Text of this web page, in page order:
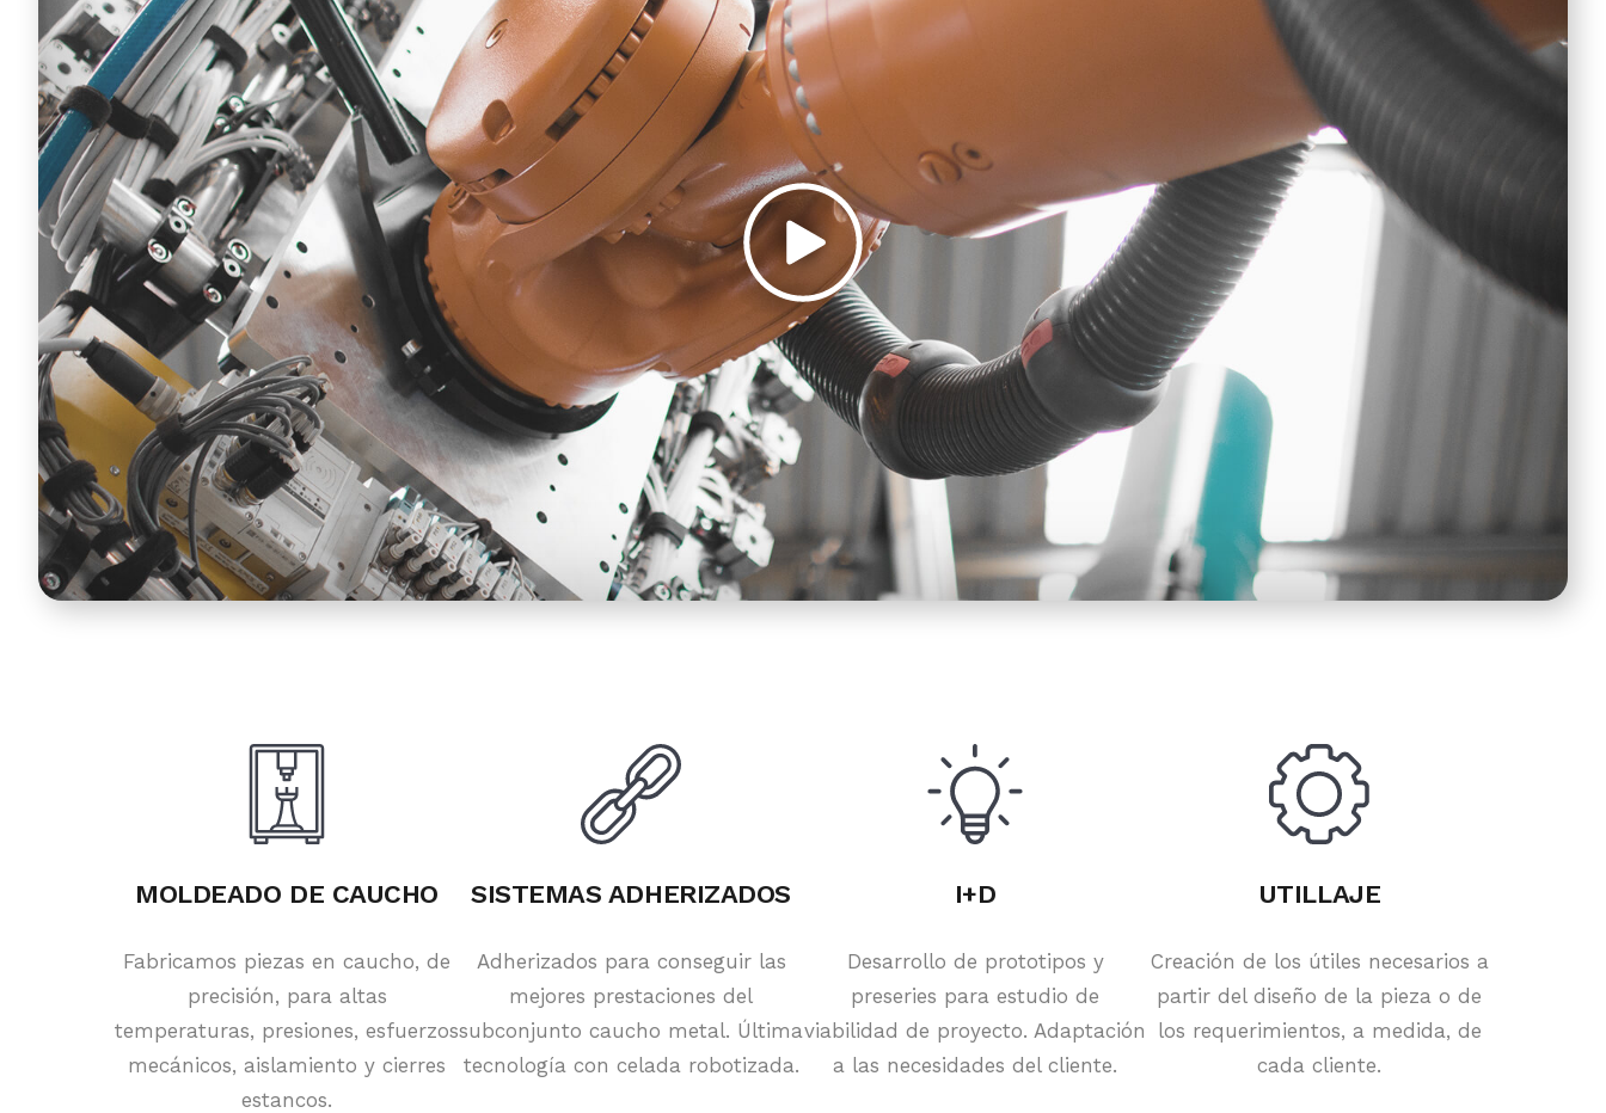
MOLDEADO DE CAUCHO
Fabricamos piezas en caucho, de
precisión, para altas
temperaturas, presiones, esfuerzos
mecánicos, aislamiento y cierres
estancos.
SISTEMAS ADHERIZADOS
Adherizados para conseguir las
mejores prestaciones del
subconjunto caucho metal. Última
tecnología con celada robotizada.
I+D
Desarrollo de prototipos y
preseries para estudio de
viabilidad de proyecto. Adaptación
a las necesidades del cliente.
UTILLAJE
Creación de los útiles necesarios a
partir del diseño de la pieza o de
los requerimientos, a medida, de
cada cliente.